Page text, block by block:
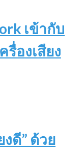
เข้ากับ
องเสียง
งดี” ด้วย